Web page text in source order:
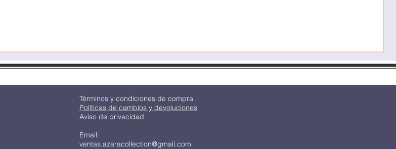
Términos y condiciones de compra
Políticas de cambios y devoluciones
Aviso de privacidad
Email:
ventas.azaracollection@gmail.com